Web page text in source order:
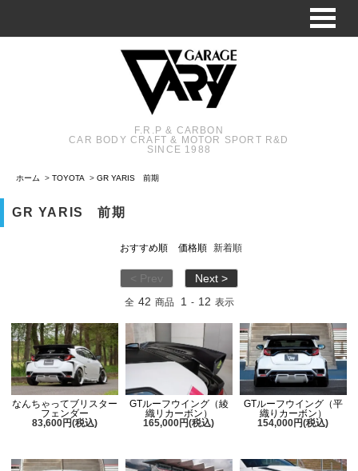
F.R.P & CARBON
CAR BODY CRAFT & MOTOR SPORT R&D
SINCE 1988
ホーム > TOYOTA > GR YARIS 前期
GR YARIS 前期
おすすめ順 価格順 新着順
< Prev Next >
全 42 商品 1 - 12 表示
なんちゃってブリスター
フェンダー
83,600円(税込)
GTルーフウイング（綾
織リカーボン）
165,000円(税込)
GTルーフウイング（平
織りカーボン）
154,000円(税込)